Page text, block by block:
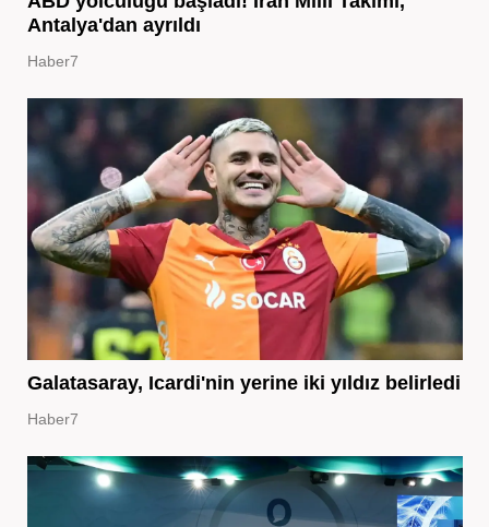
Antalya'dan ayrıldı
Haber7
Galatasaray, Icardi'nin yerine iki yıldız belirledi
Haber7